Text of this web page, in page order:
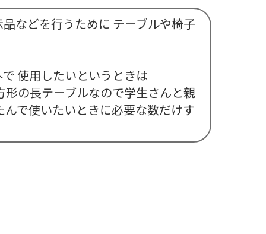
などを行うために テーブルや椅子
使用したいというときは
の長テーブルなので学生さんと親
で使いたいときに必要な数だけす